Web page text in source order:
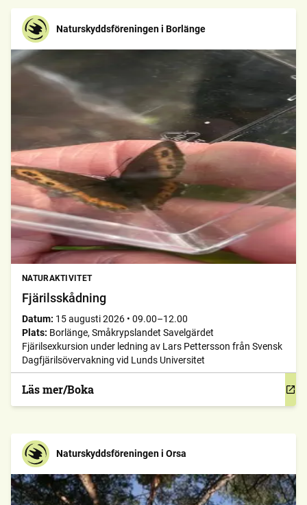
Naturskyddsföreningen i Borlänge
NATURAKTIVITET
Fjärilsskådning
Datum: 15 augusti 2026 • 09.00–12.00
Plats: Borlänge, Småkrypslandet Savelgärdet
Fjärilsexkursion under ledning av Lars Pettersson från Svensk
Dagfjärilsövervakning vid Lunds Universitet
Läs mer/Boka
Naturskyddsföreningen i Orsa